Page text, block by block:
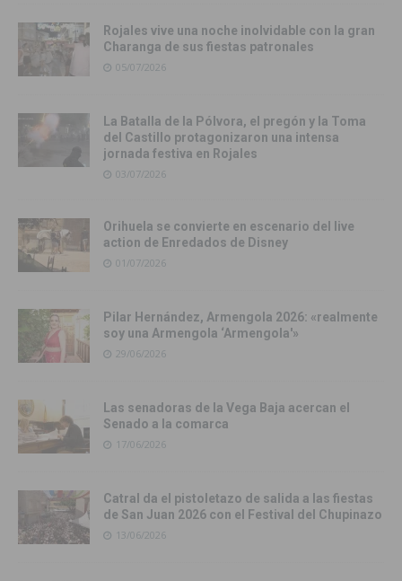
Rojales vive una noche inolvidable con la gran
Charanga de sus fiestas patronales
05/07/2026
La Batalla de la Pólvora, el pregón y la Toma
del Castillo protagonizaron una intensa
jornada festiva en Rojales
03/07/2026
Orihuela se convierte en escenario del live
action de Enredados de Disney
01/07/2026
Pilar Hernández, Armengola 2026: «realmente
soy una Armengola ‘Armengola'»
29/06/2026
Las senadoras de la Vega Baja acercan el
Senado a la comarca
17/06/2026
Catral da el pistoletazo de salida a las fiestas
de San Juan 2026 con el Festival del Chupinazo
13/06/2026